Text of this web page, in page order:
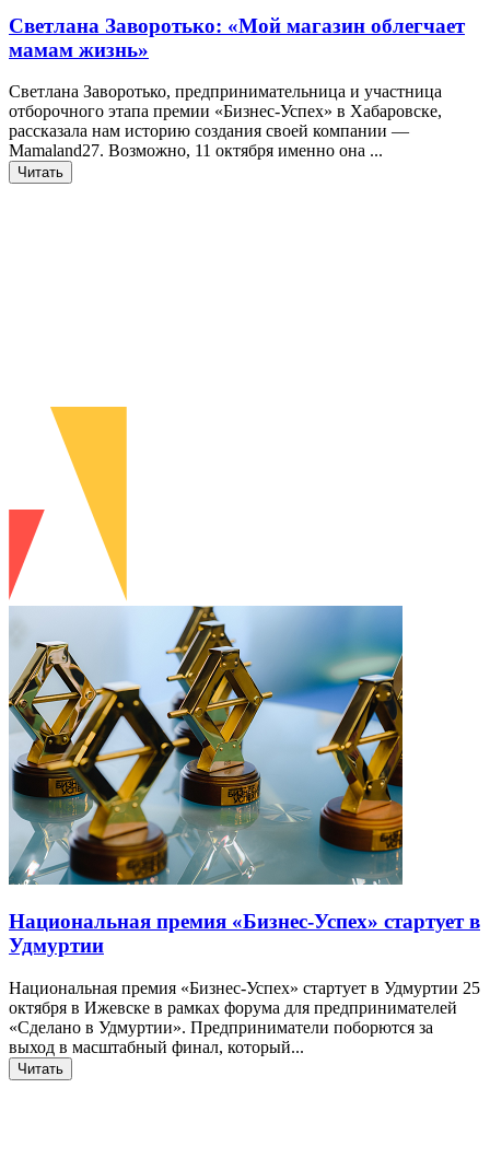
Cветлана Заворотько: «Мой магазин облегчает
мамам жизнь»
Cветлана Заворотько, предпринимательница и участница
отборочного этапа премии «Бизнес-Успех» в Хабаровске,
рассказала нам историю создания своей компании —
Mamaland27. Возможно, 11 октября именно она ...
Читать
Национальная премия «Бизнес-Успех» стартует в
Удмуртии
Национальная премия «Бизнес-Успех» стартует в Удмуртии 25
октября в Ижевске в рамках форума для предпринимателей
«Сделано в Удмуртии». Предприниматели поборются за
выход в масштабный финал, который...
Читать